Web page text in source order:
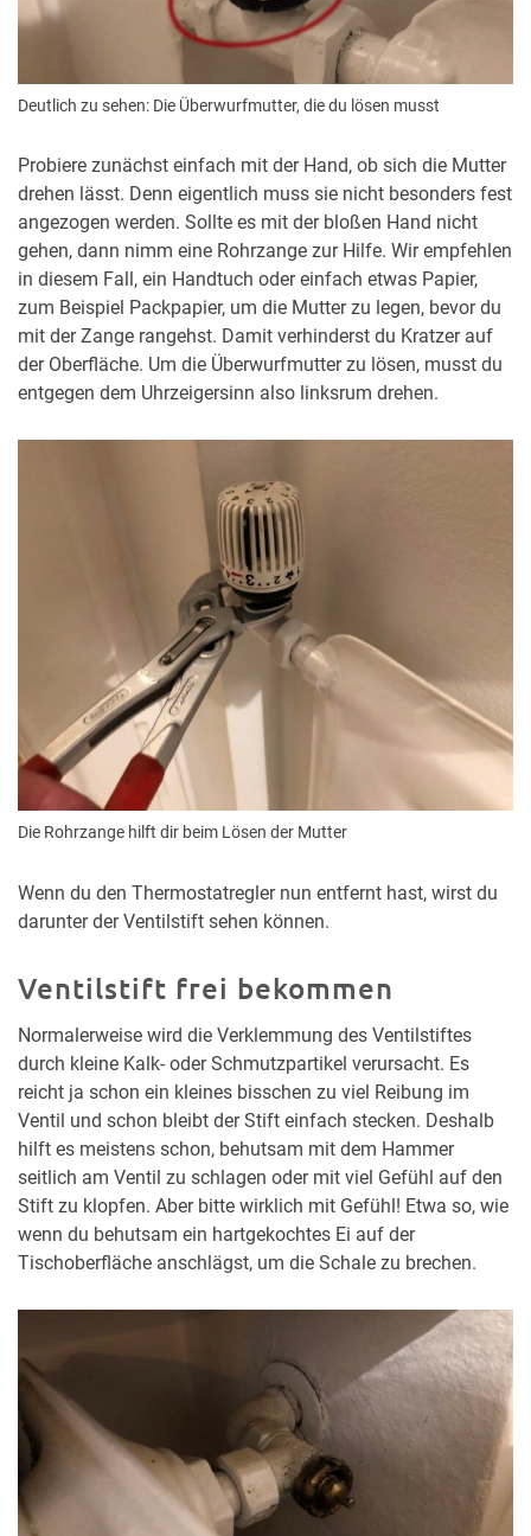
Deutlich zu sehen: Die Überwurfmutter, die du lösen musst
Probiere zunächst einfach mit der Hand, ob sich die Mutter
drehen lässt. Denn eigentlich muss sie nicht besonders fest
angezogen werden. Sollte es mit der bloßen Hand nicht
gehen, dann nimm eine Rohrzange zur Hilfe. Wir empfehlen
in diesem Fall, ein Handtuch oder einfach etwas Papier,
zum Beispiel Packpapier, um die Mutter zu legen, bevor du
mit der Zange rangehst. Damit verhinderst du Kratzer auf
der Oberfläche. Um die Überwurfmutter zu lösen, musst du
entgegen dem Uhrzeigersinn also linksrum drehen.
Die Rohrzange hilft dir beim Lösen der Mutter
Wenn du den Thermostatregler nun entfernt hast, wirst du
darunter der Ventilstift sehen können.
Ventilstift frei bekommen
Normalerweise wird die Verklemmung des Ventilstiftes
durch kleine Kalk- oder Schmutzpartikel verursacht. Es
reicht ja schon ein kleines bisschen zu viel Reibung im
Ventil und schon bleibt der Stift einfach stecken. Deshalb
hilft es meistens schon, behutsam mit dem Hammer
seitlich am Ventil zu schlagen oder mit viel Gefühl auf den
Stift zu klopfen. Aber bitte wirklich mit Gefühl! Etwa so, wie
wenn du behutsam ein hartgekochtes Ei auf der
Tischoberfläche anschlägst, um die Schale zu brechen.